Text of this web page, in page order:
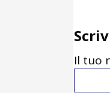
Il tuo